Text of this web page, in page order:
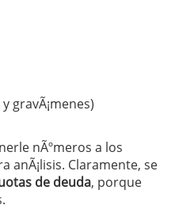
gravÃ¡menes)
nÃºmeros a los
anÃ¡lisis. Claramente, se
de deuda, porque